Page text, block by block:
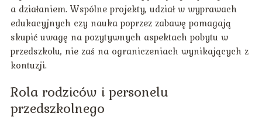
a działaniem. Wspólne projekty, udział w wyprawach
edukacyjnych czy nauka poprzez zabawę pomagają
skupić uwagę na pozytywnych aspektach pobytu w
przedszkolu, nie zaś na ograniczeniach wynikających z
kontuzji.
Rola rodziców i personelu
przedszkolnego